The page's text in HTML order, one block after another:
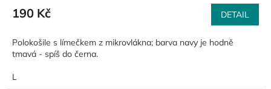
190 Kč DETAIL
Polokošile s límečkem z mikrovlákna; barva navy je hodně
tmavá - spíš do černa.
L